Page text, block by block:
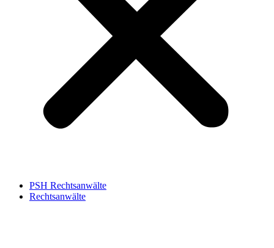
PSH Rechtsanwälte
Rechtsanwälte